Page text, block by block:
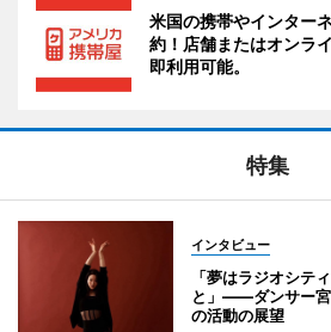
米国の携帯やインター
約！店舗またはオンラ
即利用可能。
特集
インタビュー
「夢はラジオシテ
と」――ダンサー宮
の活動の展望